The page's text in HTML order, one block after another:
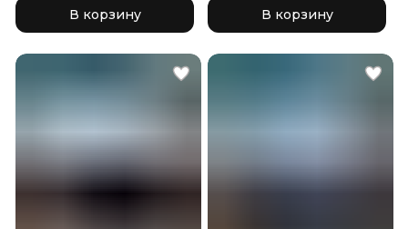
В корзину В корзину